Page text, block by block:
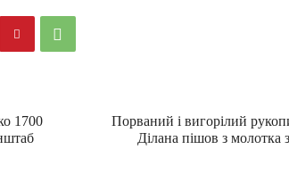
1700
Порваний і вигорілий
Ділана пішов з молотка